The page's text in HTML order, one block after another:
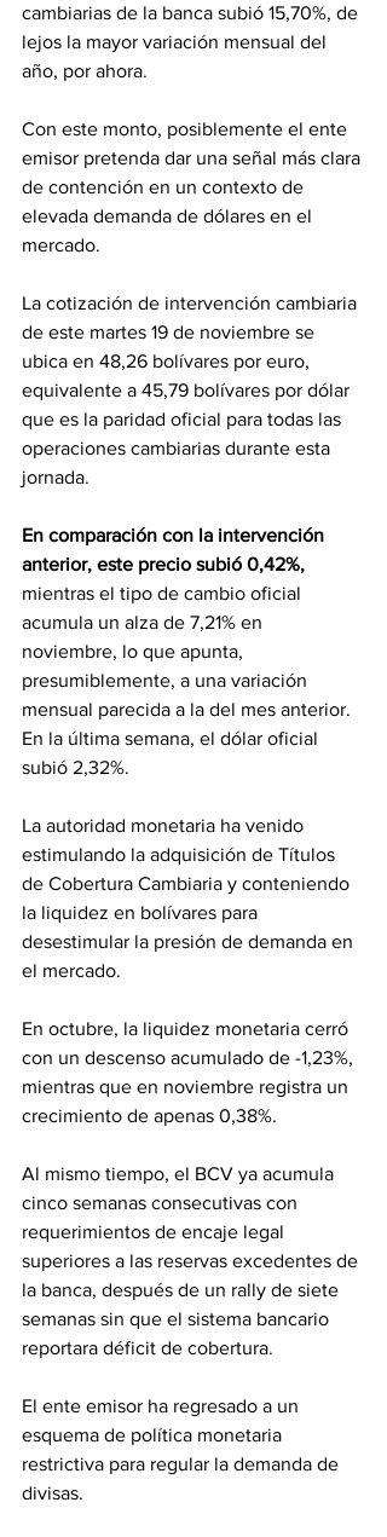
cambiarias de la banca subió 15,70%, de
lejos la mayor variación mensual del
año, por ahora.
Con este monto, posiblemente el ente
emisor pretenda dar una señal más clara
de contención en un contexto de
elevada demanda de dólares en el
mercado.
La cotización de intervención cambiaria
de este martes 19 de noviembre se
ubica en 48,26 bolívares por euro,
equivalente a 45,79 bolívares por dólar
que es la paridad oficial para todas las
operaciones cambiarias durante esta
jornada.
En comparación con la intervención
anterior, este precio subió 0,42%,
mientras el tipo de cambio oficial
acumula un alza de 7,21% en
noviembre, lo que apunta,
presumiblemente, a una variación
mensual parecida a la del mes anterior.
En la última semana, el dólar oficial
subió 2,32%.
La autoridad monetaria ha venido
estimulando la adquisición de Títulos
de Cobertura Cambiaria y conteniendo
la liquidez en bolívares para
desestimular la presión de demanda en
el mercado.
En octubre, la liquidez monetaria cerró
con un descenso acumulado de -1,23%,
mientras que en noviembre registra un
crecimiento de apenas 0,38%.
Al mismo tiempo, el BCV ya acumula
cinco semanas consecutivas con
requerimientos de encaje legal
superiores a las reservas excedentes de
la banca, después de un rally de siete
semanas sin que el sistema bancario
reportara déficit de cobertura.
El ente emisor ha regresado a un
esquema de política monetaria
restrictiva para regular la demanda de
divisas.